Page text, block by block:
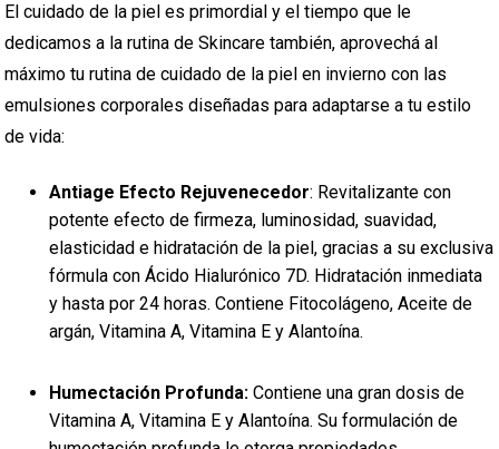
El cuidado de la piel es primordial y el tiempo que le
dedicamos a la rutina de Skincare también, aprovechá al
máximo tu rutina de cuidado de la piel en invierno con las
emulsiones corporales diseñadas para adaptarse a tu estilo
de vida:
Antiage Efecto Rejuvenecedor: Revitalizante con
potente efecto de firmeza, luminosidad, suavidad,
elasticidad e hidratación de la piel, gracias a su exclusiva
fórmula con Ácido Hialurónico 7D. Hidratación inmediata
y hasta por 24 horas. Contiene Fitocolágeno, Aceite de
argán, Vitamina A, Vitamina E y Alantoína.
Humectación Profunda: Contiene una gran dosis de
Vitamina A, Vitamina E y Alantoína. Su formulación de